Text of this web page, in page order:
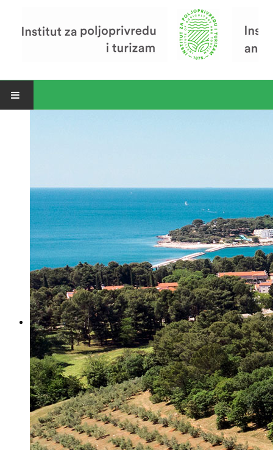
Zavod za poljoprivredu i prehranu
Zavod za ekonomiku i razvoj poljoprivrede
Zavod za turizam
Pokusno poljoprivredno imanje
Zaposlenici
Euraxess
Misija i vizija
Upravno Vijeće
Rad Upravnog vijeća
Znanstveno Vijeće
Rad Znanstvenog vijeća
Etičko povjerenstvo
Etički kodeks
Financiranje
Proračun
Potpore
PROGRAMSKO FINANCIRANJE
Izvještavanje po uredbi
Projekti Instituta